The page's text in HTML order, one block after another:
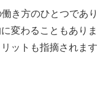
き方のひとつであ
変わることもあり
ットも指摘されます